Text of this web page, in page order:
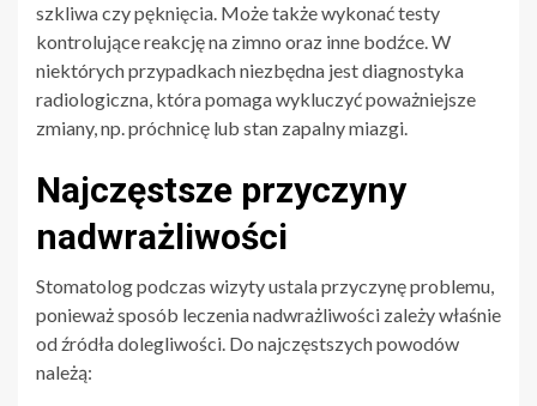
szkliwa czy pęknięcia. Może także wykonać testy
kontrolujące reakcję na zimno oraz inne bodźce. W
niektórych przypadkach niezbędna jest diagnostyka
radiologiczna, która pomaga wykluczyć poważniejsze
zmiany, np. próchnicę lub stan zapalny miazgi.
Najczęstsze przyczyny
nadwrażliwości
Stomatolog podczas wizyty ustala przyczynę problemu,
ponieważ sposób leczenia nadwrażliwości zależy właśnie
od źródła dolegliwości. Do najczęstszych powodów
należą: